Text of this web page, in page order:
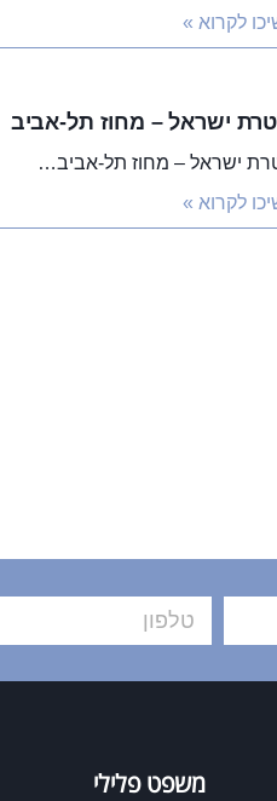
לקרוא »
ישראל – מחוז תל-אביב
ישראל – מחוז תל-אביב…
לקרוא »
משפט פלילי